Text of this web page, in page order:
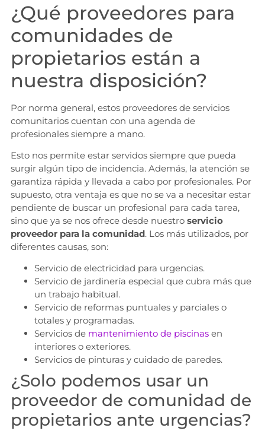
¿Qué proveedores para
comunidades de
propietarios están a
nuestra disposición?
Por norma general, estos proveedores de servicios
comunitarios cuentan con una agenda de
profesionales siempre a mano.
Esto nos permite estar servidos siempre que pueda
surgir algún tipo de incidencia. Además, la atención se
garantiza rápida y llevada a cabo por profesionales. Por
supuesto, otra ventaja es que no se va a necesitar estar
pendiente de buscar un profesional para cada tarea,
sino que ya se nos ofrece desde nuestro servicio
proveedor para la comunidad. Los más utilizados, por
diferentes causas, son:
Servicio de electricidad para urgencias.
Servicio de jardinería especial que cubra más que
un trabajo habitual.
Servicio de reformas puntuales y parciales o
totales y programadas.
Servicios de mantenimiento de piscinasen
interiores o exteriores.
Servicios de pinturas y cuidado de paredes.
¿Solo podemos usar un
proveedor de comunidad de
propietarios ante urgencias?